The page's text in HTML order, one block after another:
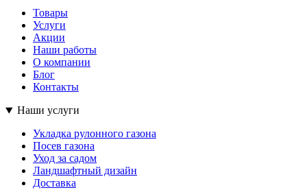
Товары
Услуги
Акции
Наши работы
О компании
Блог
Контакты
Наши услуги
Укладка рулонного газона
Посев газона
Уход за садом
Ландшафтный дизайн
Доставка